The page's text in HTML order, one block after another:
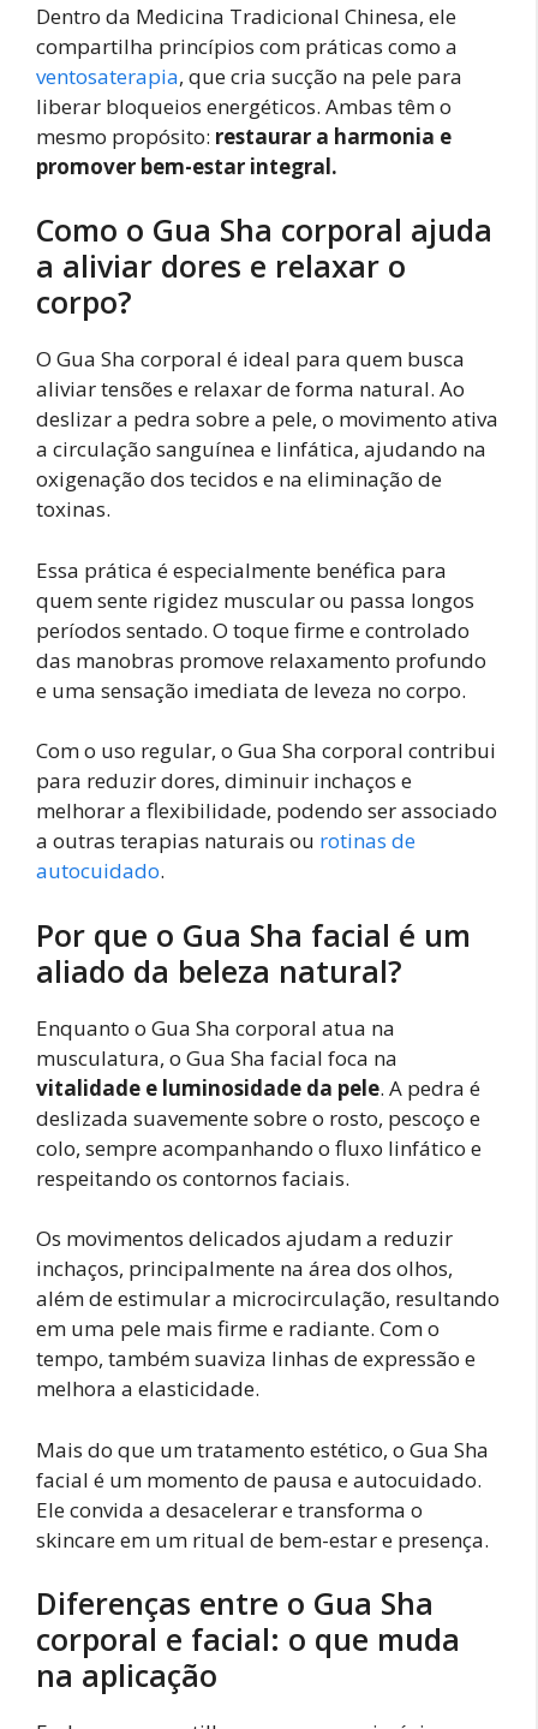
Dentro da Medicina Tradicional Chinesa, ele
compartilha princípios com práticas como a
ventosaterapia, que cria sucção na pele para
liberar bloqueios energéticos. Ambas têm o
mesmo propósito: restaurar a harmonia e
promover bem-estar integral.
Como o Gua Sha corporal ajuda
a aliviar dores e relaxar o
corpo?
O Gua Sha corporal é ideal para quem busca
aliviar tensões e relaxar de forma natural. Ao
deslizar a pedra sobre a pele, o movimento ativa
a circulação sanguínea e linfática, ajudando na
oxigenação dos tecidos e na eliminação de
toxinas.
Essa prática é especialmente benéfica para
quem sente rigidez muscular ou passa longos
períodos sentado. O toque firme e controlado
das manobras promove relaxamento profundo
e uma sensação imediata de leveza no corpo.
Com o uso regular, o Gua Sha corporal contribui
para reduzir dores, diminuir inchaços e
melhorar a flexibilidade, podendo ser associado
a outras terapias naturais ou rotinas de
autocuidado.
Por que o Gua Sha facial é um
aliado da beleza natural?
Enquanto o Gua Sha corporal atua na
musculatura, o Gua Sha facial foca na
vitalidade e luminosidade da pele. A pedra é
deslizada suavemente sobre o rosto, pescoço e
colo, sempre acompanhando o fluxo linfático e
respeitando os contornos faciais.
Os movimentos delicados ajudam a reduzir
inchaços, principalmente na área dos olhos,
além de estimular a microcirculação, resultando
em uma pele mais firme e radiante. Com o
tempo, também suaviza linhas de expressão e
melhora a elasticidade.
Mais do que um tratamento estético, o Gua Sha
facial é um momento de pausa e autocuidado.
Ele convida a desacelerar e transforma o
skincare em um ritual de bem-estar e presença.
Diferenças entre o Gua Sha
corporal e facial: o que muda
na aplicação